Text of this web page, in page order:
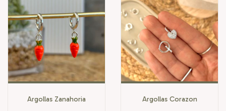
Argollas Zanahoria Argollas Corazon